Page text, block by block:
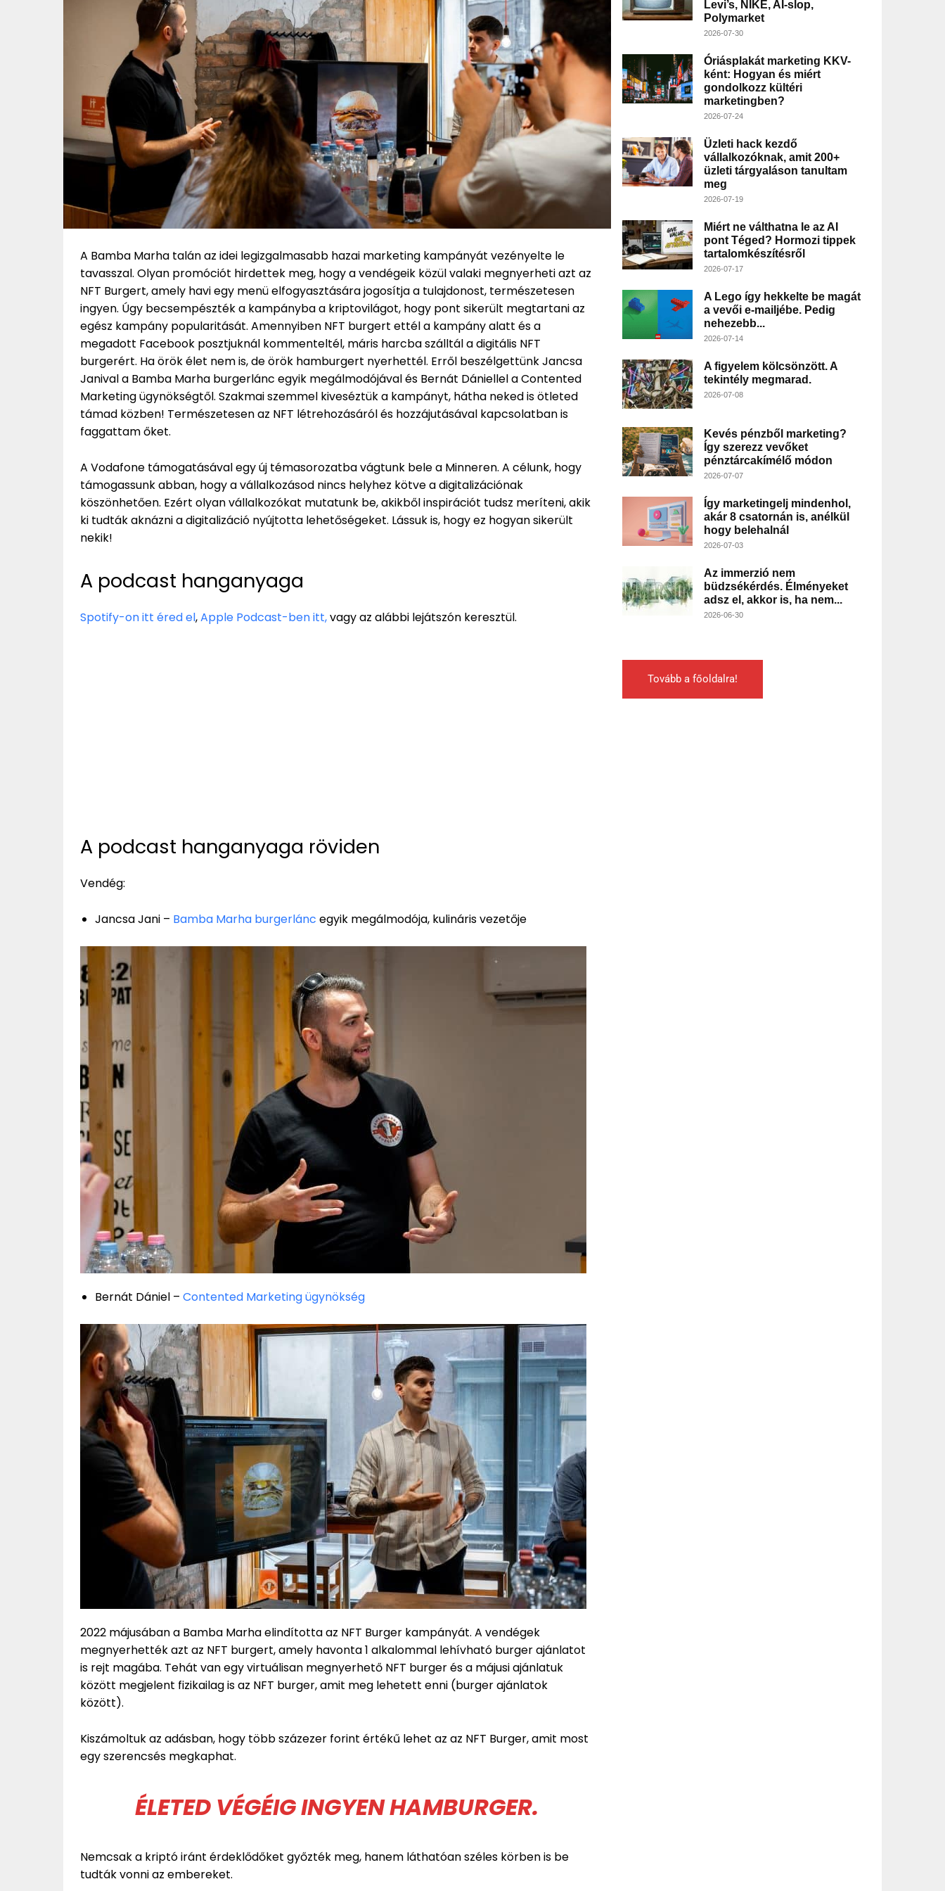
A Bamba Marha talán az idei legizgalmasabb hazai marketing kampányát vezényelte le
tavasszal. Olyan promóciót hirdettek meg, hogy a vendégeik közül valaki megnyerheti azt az
NFT Burgert, amely havi egy menü elfogyasztására jogosítja a tulajdonost, természetesen
ingyen. Úgy becsempészték a kampányba a kriptovilágot, hogy pont sikerült megtartani az
egész kampány popularitását. Amennyiben NFT burgert ettél a kampány alatt és a
megadott Facebook posztjuknál kommenteltél, máris harcba szálltál a digitális NFT
burgerért. Ha örök élet nem is, de örök hamburgert nyerhettél. Erről beszélgettünk Jancsa
Janival a Bamba Marha burgerlánc egyik megálmodójával és Bernát Dániellel a Contented
Marketing ügynökségtől. Szakmai szemmel kiveséztük a kampányt, hátha neked is ötleted
támad közben! Természetesen az NFT létrehozásáról és hozzájutásával kapcsolatban is
faggattam őket.
A Vodafone támogatásával egy új témasorozatba vágtunk bele a Minneren. A célunk, hogy
támogassunk abban, hogy a vállalkozásod nincs helyhez kötve a digitalizációnak
köszönhetően. Ezért olyan vállalkozókat mutatunk be, akikből inspirációt tudsz meríteni, akik
ki tudták aknázni a digitalizáció nyújtotta lehetőségeket. Lássuk is, hogy ez hogyan sikerült
nekik!
A podcast hanganyaga
Spotify-on itt éred el,Apple Podcast-ben itt,vagy az alábbi lejátszón keresztül.
A podcast hanganyaga röviden
Vendég:
Jancsa Jani – Bamba Marha burgerlánc egyik megálmodója, kulináris vezetője
Bernát Dániel – Contented Marketing ügynökség
2022 májusában a Bamba Marha elindította az NFT Burger kampányát. A vendégek
megnyerhették azt az NFT burgert, amely havonta 1 alkalommal lehívható burger ajánlatot
is rejt magába. Tehát van egy virtuálisan megnyerhető NFT burger és a májusi ajánlatuk
között megjelent fizikailag is az NFT burger, amit meg lehetett enni (burger ajánlatok
között).
Kiszámoltuk az adásban, hogy több százezer forint értékű lehet az az NFT Burger, amit most
egy szerencsés megkaphat.
ÉLETED VÉGÉIG INGYEN HAMBURGER.
Nemcsak a kriptó iránt érdeklődőket győzték meg, hanem láthatóan széles körben is be
tudták vonni az embereket.
Levi’s, NIKE, AI-slop,
Polymarket
2026-07-30
Óriásplakát marketing KKV-
ként: Hogyan és miért
gondolkozz kültéri
marketingben?
2026-07-24
Üzleti hack kezdő
vállalkozóknak, amit 200+
üzleti tárgyaláson tanultam
meg
2026-07-19
Miért ne válthatna le az AI
pont Téged? Hormozi tippek
tartalomkészítésről
2026-07-17
A Lego így hekkelte be magát
a vevői e-mailjébe. Pedig
nehezebb...
2026-07-14
A figyelem kölcsönzött. A
tekintély megmarad.
2026-07-08
Kevés pénzből marketing?
Így szerezz vevőket
pénztárcakímélő módon
2026-07-07
Így marketingelj mindenhol,
akár 8 csatornán is, anélkül
hogy belehalnál
2026-07-03
Az immerzió nem
büdzsékérdés. Élményeket
adsz el, akkor is, ha nem...
2026-06-30
Tovább a főoldalra!